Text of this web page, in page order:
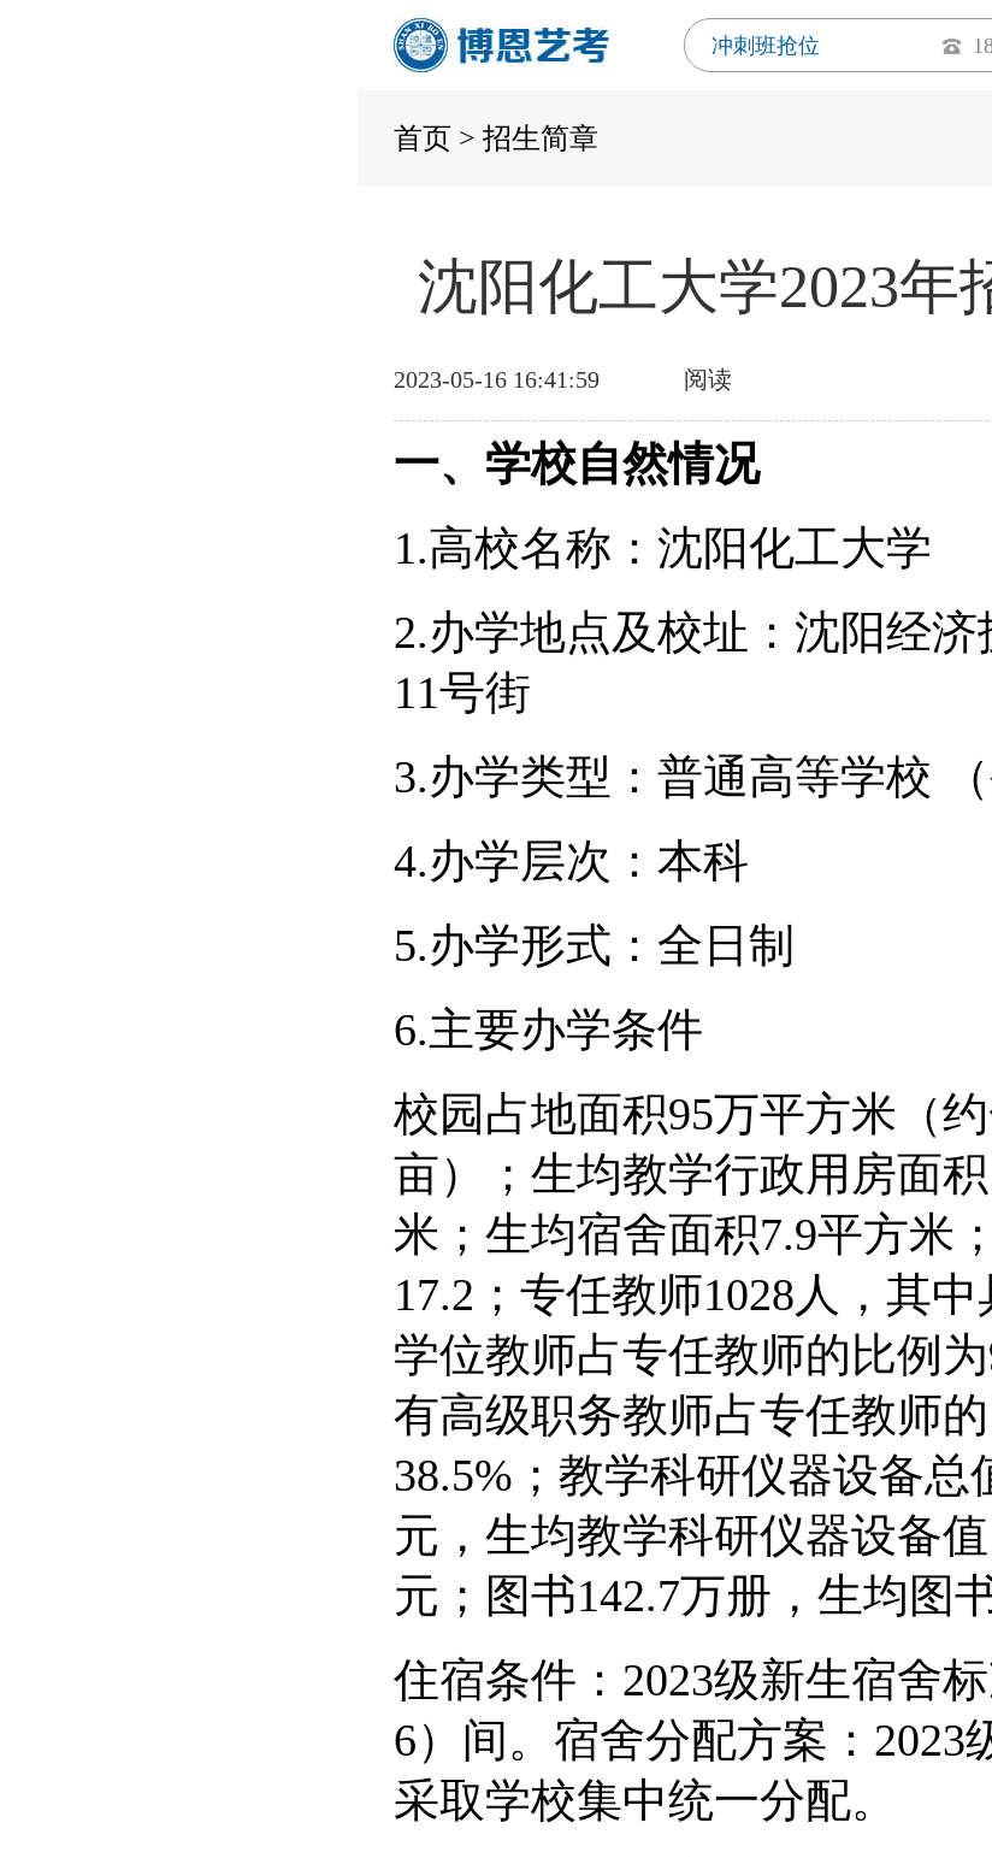
冲刺班抢位
首页 > 招生简章
沈阳化工大学2023年
2023-05-16 16:41:59 阅读
一、学校自然情况
1.高校名称：沈阳化工大学
2.办学地点及校址：沈阳经济
11号街
3.办学类型：普通高等学校 （
4.办学层次：本科
5.办学形式：全日制
6.主要办学条件
校园占地面积95万平方米（约
亩）；生均教学行政用房面
米；生均宿舍面积7.9平方米
17.2；专任教师1028人，其
学位教师占专任教师的比例
有高级职务教师占专任教师
38.5%；教学科研仪器设备总
元，生均教学科研仪器设备值
元；图书142.7万册，生均图书
住宿条件：2023级新生宿舍标
6）间。宿舍分配方案：2023
采取学校集中统一分配。